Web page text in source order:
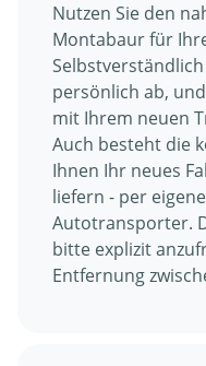
Nutzen Sie den
Montabaur für
persönlich ab,
mit Ihrem neuen
Auch besteht die
Ihnen Ihr neues
liefern - per
Autotransporter.
bitte explizit
Entfernung